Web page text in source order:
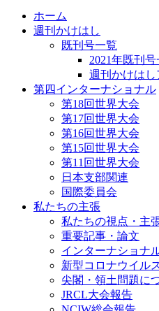
ホーム
週刊かけはし
既刊号一覧
2021年既刊号
週刊かけはし
第四インターナショナル
第18回世界大会
第17回世界大会
第16回世界大会
第15回世界大会
第11回世界大会
日本支部関連
国際委員会
私たちの主張
私たちの視点・主
重要記事・論文
インターナショナ
新型コロナウイル
尖閣・領土問題に
JRCL大会報告